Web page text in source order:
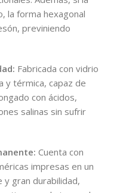
la forma hexagonal
previniendo
Fabricada con vidrio
y térmica, capaz de
con ácidos,
salinas sin sufrir
Cuenta con
impresas en un
gran durabilidad,